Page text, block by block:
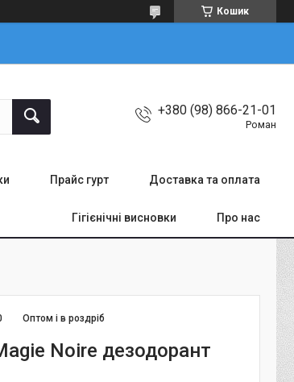
Кошик
+380 (98) 866-21-01
Роман
Прайс гурт Доставка та оплата
Гігієнічні висновки Про нас
Оптом і в роздріб
Noire дезодорант